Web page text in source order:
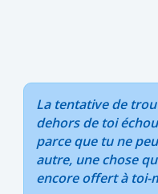
La tentative de
dehors de toi
parce que tu ne
autre, une chose
encore offert à toi-